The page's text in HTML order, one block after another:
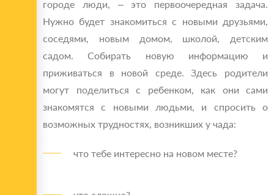
городе люди, – это первоочередная задача.
Нужно будет знакомиться с новыми друзьями,
соседями, новым домом, школой, детским
садом. Собирать новую информацию и
приживаться в новой среде. Здесь родители
могут поделиться с ребенком, как они сами
знакомятся с новыми людьми, и спросить о
возможных трудностях, возникших у чада:
что тебе интересно на новом месте?